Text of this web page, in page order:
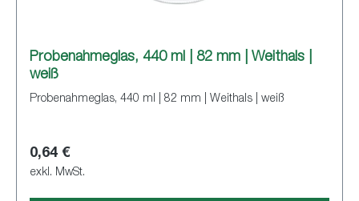
Probenahmeglas, 440 ml | 82 mm | Weithals |
weiß
Probenahmeglas, 440 ml | 82 mm | Weithals | weiß
0,64 €
exkl. MwSt.